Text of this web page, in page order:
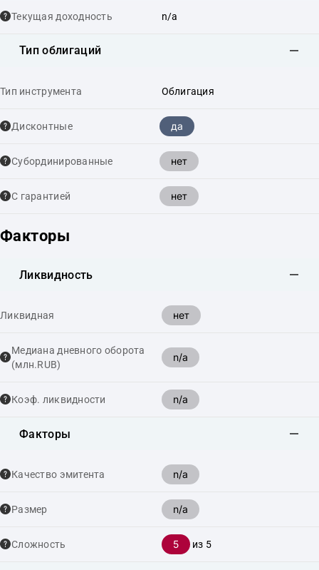
Текущая доходность n/a
Тип облигаций
Тип инструмента Облигация
Дисконтные да
Cубординированные нет
С гарантией нет
Факторы
Ликвидность
Ликвидная нет
Медиана дневного оборота
(млн.RUB)
n/a
Коэф. ликвидности n/a
Факторы
Качество эмитента n/a
Размер n/a
Сложность 5 из 5